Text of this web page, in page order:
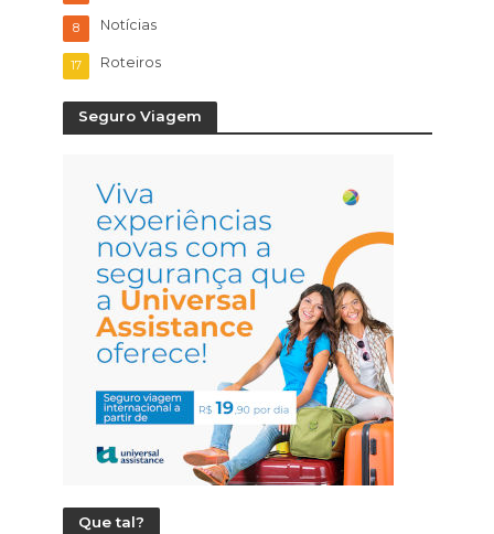
Notícias
8
Roteiros
17
Seguro Viagem
Que tal?